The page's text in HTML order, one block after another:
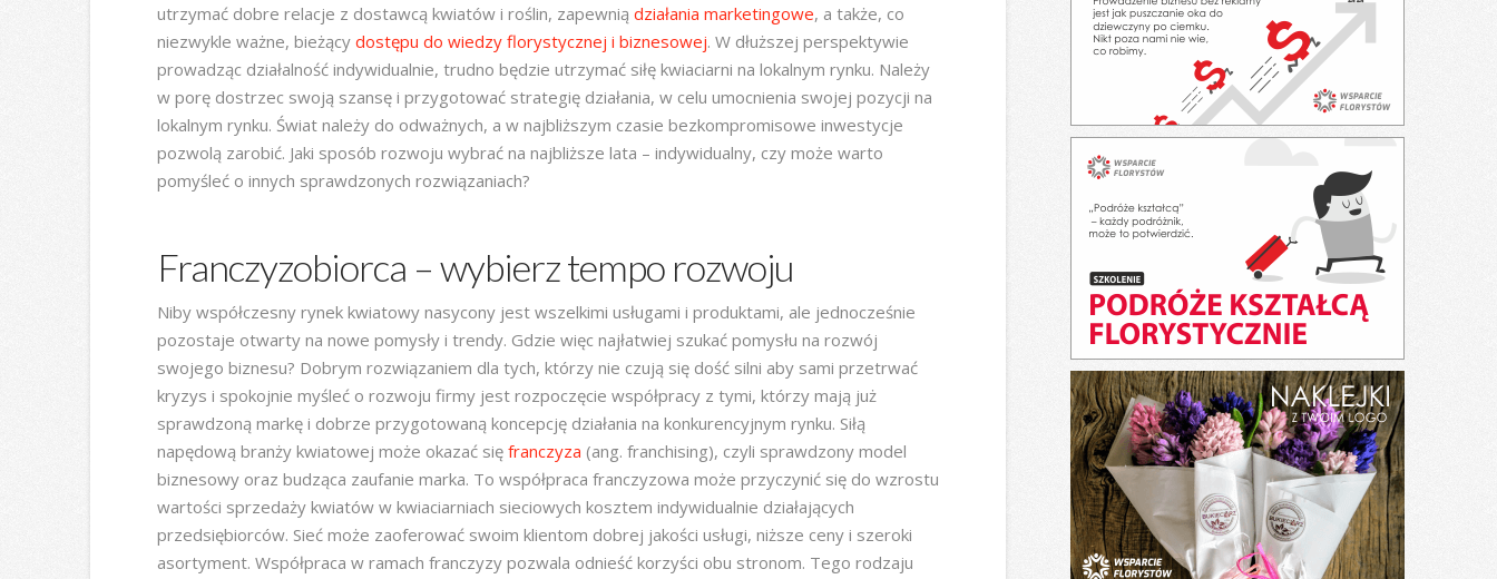
utrzymać dobre relacje z dostawcą kwiatów i roślin, zapewnią działania marketingowe, a także, co
niezwykle ważne, bieżący dostępu do wiedzy florystycznej i biznesowej. W dłuższej perspektywie
prowadząc działalność indywidualnie, trudno będzie utrzymać siłę kwiaciarni na lokalnym rynku. Należy
w porę dostrzec swoją szansę i przygotować strategię działania, w celu umocnienia swojej pozycji na
lokalnym rynku. Świat należy do odważnych, a w najbliższym czasie bezkompromisowe inwestycje
pozwolą zarobić. Jaki sposób rozwoju wybrać na najbliższe lata – indywidualny, czy może warto
pomyśleć o innych sprawdzonych rozwiązaniach?
Franczyzobiorca – wybierz tempo rozwoju
Niby współczesny rynek kwiatowy nasycony jest wszelkimi usługami i produktami, ale jednocześnie
pozostaje otwarty na nowe pomysły i trendy. Gdzie więc najłatwiej szukać pomysłu na rozwój
swojego biznesu? Dobrym rozwiązaniem dla tych, którzy nie czują się dość silni aby sami przetrwać
kryzys i spokojnie myśleć o rozwoju firmy jest rozpoczęcie współpracy z tymi, którzy mają już
sprawdzoną markę i dobrze przygotowaną koncepcję działania na konkurencyjnym rynku. Siłą
napędową branży kwiatowej może okazać się franczyza (ang. franchising), czyli sprawdzony model
biznesowy oraz budząca zaufanie marka. To współpraca franczyzowa może przyczynić się do wzrostu
wartości sprzedaży kwiatów w kwiaciarniach sieciowych kosztem indywidualnie działających
przedsiębiorców. Sieć może zaoferować swoim klientom dobrej jakości usługi, niższe ceny i szeroki
asortyment. Współpraca w ramach franczyzy pozwala odnieść korzyści obu stronom. Tego rodzaju